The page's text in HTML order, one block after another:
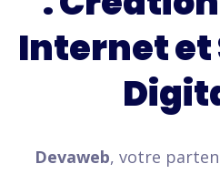
Internet et
Devaweb, votre